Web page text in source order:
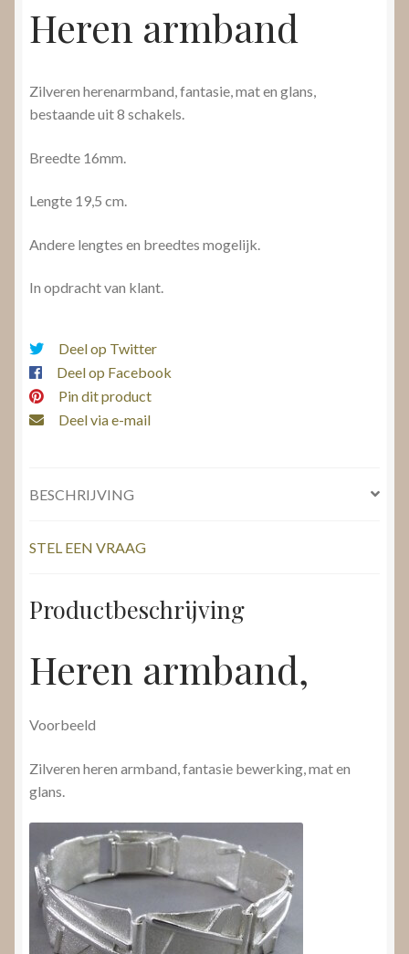
Heren armband
Zilveren herenarmband, fantasie, mat en glans,
bestaande uit 8 schakels.
Breedte 16mm.
Lengte 19,5 cm.
Andere lengtes en breedtes mogelijk.
In opdracht van klant.
Deel op Twitter
Deel op Facebook
Pin dit product
Deel via e-mail
BESCHRIJVING
STEL EEN VRAAG
Productbeschrijving
Heren armband,
Voorbeeld
Zilveren heren armband, fantasie bewerking, mat en
glans.